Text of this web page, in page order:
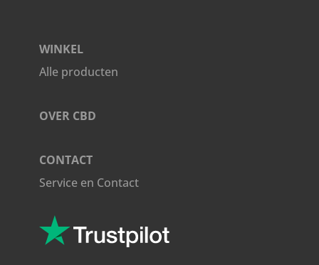
WINKEL
Alle producten
OVER CBD
CONTACT
Service en Contact